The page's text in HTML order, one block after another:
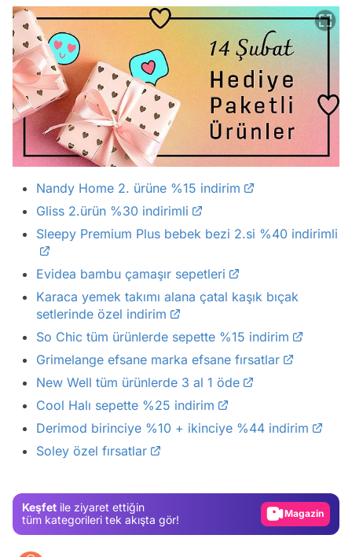
Nandy Home 2. ürüne %15 indirim
Gliss 2.ürün %30 indirimli
Sleepy Premium Plus bebek bezi 2.si %40 indirimli
Evidea bambu çamaşır sepetleri
Karaca yemek takımı alana çatal kaşık bıçak
setlerinde özel indirim
So Chic tüm ürünlerde sepette %15 indirim
Grimelange efsane marka efsane fırsatlar
New Well tüm ürünlerde 3 al 1 öde
Cool Halı sepette %25 indirim
Derimod birinciye %10 + ikinciye %44 indirim
Soley özel fırsatlar
Keşfet ile ziyaret ettiğin
tüm kategorileri tek akışta gör!
Video
Magazin